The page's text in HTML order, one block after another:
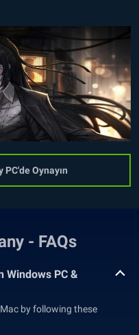
Oynayın
- FAQs
Windows PC &
by following these